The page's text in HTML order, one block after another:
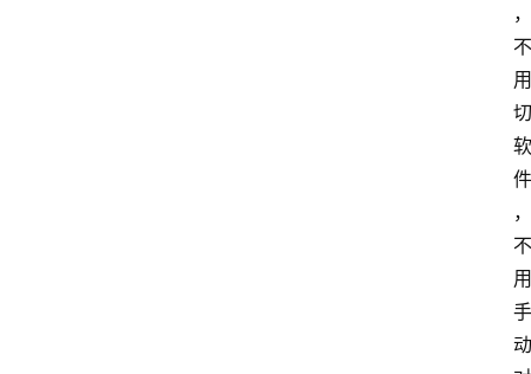
，
不
用
切
软
件
，
不
用
手
动